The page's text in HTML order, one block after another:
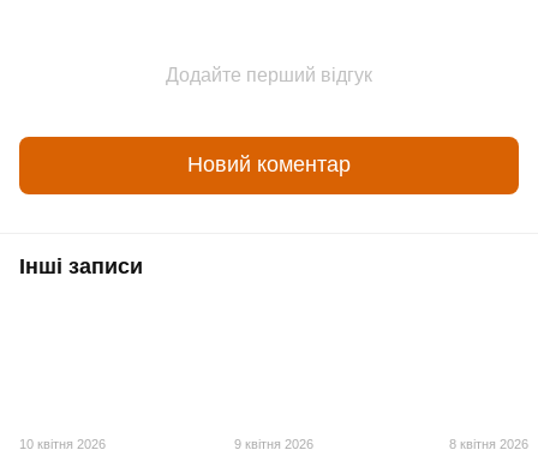
Додайте перший відгук
Новий коментар
Інші записи
10 квітня 2026 9 квітня 2026 8 квітня 2026